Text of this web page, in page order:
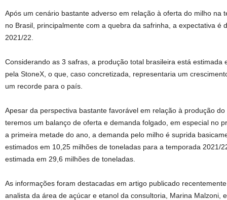
Após um cenário bastante adverso em relação à oferta do milho na
no Brasil, principalmente com a quebra da safrinha, a expectativa é
2021/22.
Considerando as 3 safras, a produção total brasileira está estimada
pela StoneX, o que, caso concretizada, representaria um
um recorde para o país.
Apesar da perspectiva bastante favorável em relação à produção
teremos um balanço de oferta e demanda folgado, em especial no
a primeira metade do ano, a demanda pelo milho é suprida
estimados em 10,25 milhões de toneladas para a temporada 2021/
estimada em 29,6 milhões de toneladas.
As informações foram destacadas em artigo publicado
analista da área de açúcar e etanol da consultoria, Marina Malzoni,